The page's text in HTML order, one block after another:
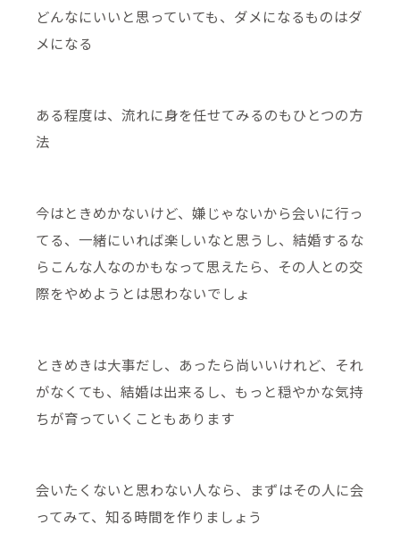
どんなにいいと思っていても、ダメになるものはダ
メになる
ある程度は、流れに身を任せてみるのもひとつの方
法
今はときめかないけど、嫌じゃないから会いに行っ
てる、一緒にいれば楽しいなと思うし、結婚するな
らこんな人なのかもなって思えたら、その人との交
際をやめようとは思わないでしょ
ときめきは大事だし、あったら尚いいけれど、それ
がなくても、結婚は出来るし、もっと穏やかな気持
ちが育っていくこともあります
会いたくないと思わない人なら、まずはその人に会
ってみて、知る時間を作りましょう